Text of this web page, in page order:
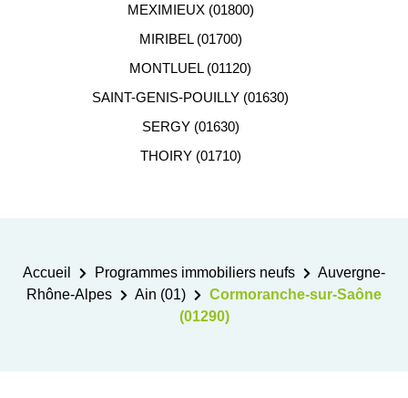
MEXIMIEUX (01800)
MIRIBEL (01700)
MONTLUEL (01120)
SAINT-GENIS-POUILLY (01630)
SERGY (01630)
THOIRY (01710)
Accueil Programmes immobiliers neufs
Auvergne-
Rhône-Alpes
Ain (01)
Cormoranche-sur-Saône
(01290)